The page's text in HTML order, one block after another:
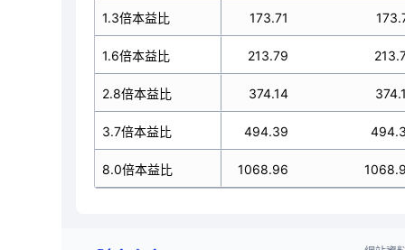
1.3倍本益比
1.6倍本益比
2.8倍本益比
3.7倍本益比
8.0倍本益比
173.71 173.71
213.79 213.79
374.14 374.14
494.39 494.39
1068.96 1068.96